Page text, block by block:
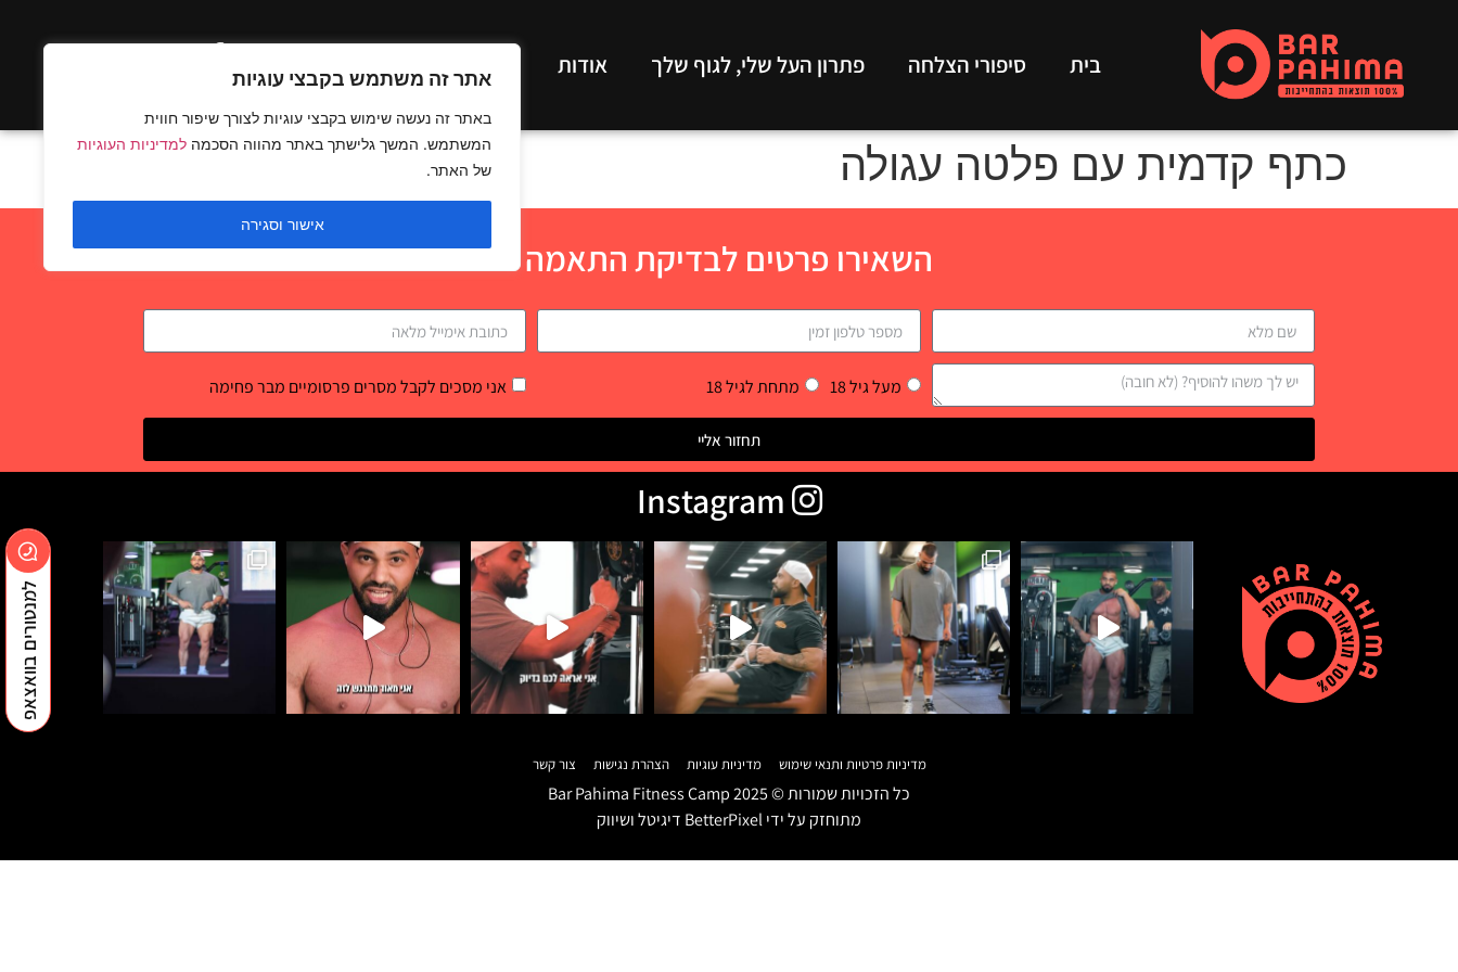
אתר זה משתמש בקבצי עוגיות
באתר זה נעשה שימוש בקבצי עוגיות לצורך שיפור חווית
המשתמש. המשך גלישתך באתר מהווה הסכמה למדיניות העוגיות
של האתר.
אישור וסגירה
בית סיפורי הצלחה פתרון העל שלי, לגוף שלך אודות
כתף קדמית עם פלטה עגולה
השאירו פרטים לבדיקת התאמה
מעל גיל 18 מתחת לגיל 18 אני מסכים לקבל מסרים פרסומיים מבר פחימה
תחזור אליי
מדיניות פרטיות ותנאי שימוש מדיניות עוגיות הצהרת נגישות צור קשר
כל הזכויות שמורות © Bar Pahima Fitness Camp2025
מתוחזק על ידיBetterPixel דיגיטל ושיווק
למנטורים בוואצאפ